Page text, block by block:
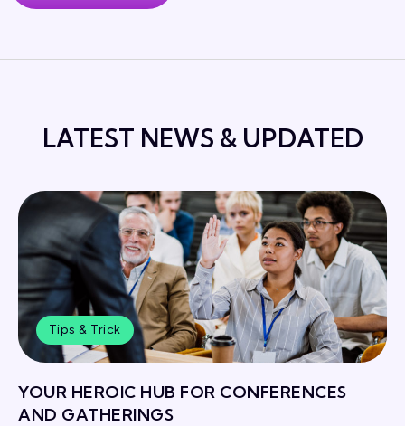
LATEST NEWS & UPDATED
Tips & Trick
YOUR HEROIC HUB FOR CONFERENCES
AND GATHERINGS